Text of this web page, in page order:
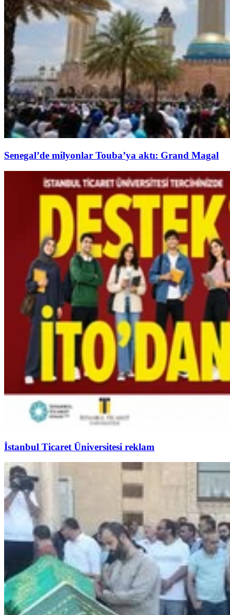
Senegal’de milyonlar Touba’ya aktı: Grand Magal
İstanbul Ticaret Üniversitesi reklam